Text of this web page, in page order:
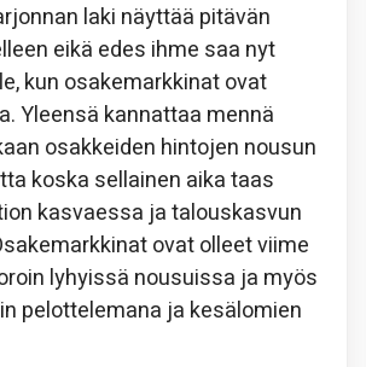
laki näyttää pitävän
eikä edes ihme saa nyt
kun osakemarkkinat ovat
Yleensä kannattaa mennä
osakkeiden hintojen nousun
koska sellainen aika taas
kasvaessa ja talouskasvun
ovat olleet viime
lyhyissä nousuissa ja myös
pelottelemana ja kesälomien